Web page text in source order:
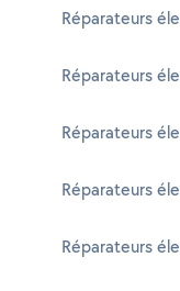
Réparateurs
Réparateurs
Réparateurs
Réparateurs
Réparateurs